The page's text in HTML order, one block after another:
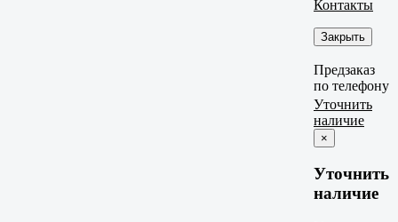
Контакты
Закрыть
Предзаказ
по телефону
Уточнить
наличие
×
Уточнить
наличие